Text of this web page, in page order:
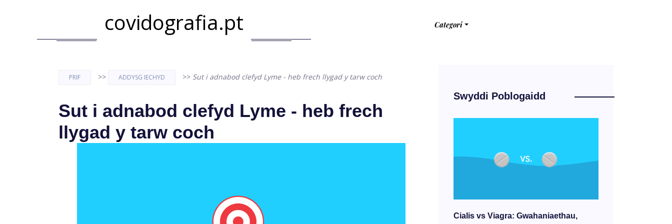
covidografia.pt Categori
PRIF >> ADDYSG IECHYD >> Sut i adnabod clefyd Lyme - heb frech llygad y tarw coch
Sut i adnabod clefyd Lyme - heb frech
llygad y tarw coch
Swyddi Poblogaidd
Cialis vs Viagra: Gwahaniaethau,